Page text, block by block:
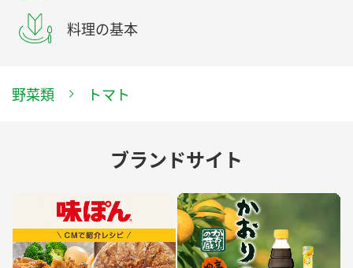
料理の基本
野菜類 トマト
ブランドサイト